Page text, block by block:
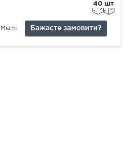
40 шт
Miami Бажаєте замовити?